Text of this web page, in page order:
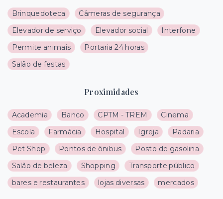
Brinquedoteca
Câmeras de segurança
Elevador de serviço
Elevador social
Interfone
Permite animais
Portaria 24 horas
Salão de festas
Proximidades
Academia Banco CPTM - TREM
Cinema
Escola
Farmácia Hospital Igreja
Padaria
Pet Shop
Pontos de ônibus
Posto de gasolina
Salão de beleza
Shopping
Transporte público
bares e restaurantes
lojas diversas mercados